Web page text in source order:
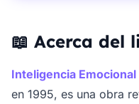
📖 Acerca del
Inteligencia Emocional
en 1995, es una obra